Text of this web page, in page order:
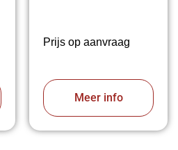
Prijs op aanvraag
Meer info